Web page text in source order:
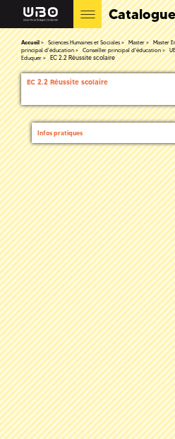
Accueil Sciences Humaines et Sociales Master
Master
principal d'éducation
Conseiller principal d'éducation
Eduquer
EC 2.2 Réussite scolaire
EC 2.2 Réussite scolaire
Infos pratiques